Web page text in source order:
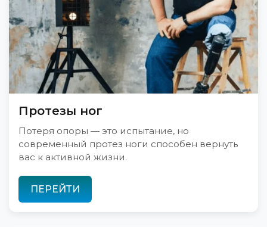
Протезы ног
Потеря опоры — это испытание, но
современный протез ноги способен вернуть
вас к активной жизни.
ПЕРЕЙТИ